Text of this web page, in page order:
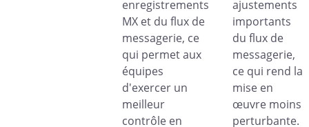
enregistrements
MX et du flux de
messagerie, ce
qui permet aux
équipes
d'exercer un
meilleur
contrôle en
ajustements
importants
du flux de
messagerie,
ce qui rend la
mise en
œuvre moins
perturbante.